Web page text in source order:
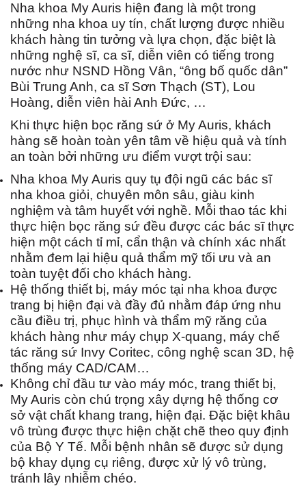
Nha khoa My Auris hiện đang là một trong
những nha khoa uy tín, chất lượng được nhiều
khách hàng tin tưởng và lựa chọn, đặc biệt là
những nghệ sĩ, ca sĩ, diễn viên có tiếng trong
nước như NSND Hồng Vân, “ông bố quốc dân”
Bùi Trung Anh, ca sĩ Sơn Thạch (ST), Lou
Hoàng, diễn viên hài Anh Đức, …
Khi thực hiện bọc răng sứ ở My Auris, khách
hàng sẽ hoàn toàn yên tâm về hiệu quả và tính
an toàn bởi những ưu điểm vượt trội sau:
Nha khoa My Auris quy tụ đội ngũ các bác sĩ
nha khoa giỏi, chuyên môn sâu, giàu kinh
nghiệm và tâm huyết với nghề. Mỗi thao tác khi
thực hiện bọc răng sứ đều được các bác sĩ thực
hiện một cách tỉ mỉ, cẩn thận và chính xác nhất
nhằm đem lại hiệu quả thẩm mỹ tối ưu và an
toàn tuyệt đối cho khách hàng.
Hệ thống thiết bị, máy móc tại nha khoa được
trang bị hiện đại và đầy đủ nhằm đáp ứng nhu
cầu điều trị, phục hình và thẩm mỹ răng của
khách hàng như máy chụp X-quang, máy chế
tác răng sứ Invy Coritec, công nghệ scan 3D, hệ
thống máy CAD/CAM…
Không chỉ đầu tư vào máy móc, trang thiết bị,
My Auris còn chú trọng xây dựng hệ thống cơ
sở vật chất khang trang, hiện đại. Đặc biệt khâu
vô trùng được thực hiện chặt chẽ theo quy định
của Bộ Y Tế. Mỗi bệnh nhân sẽ được sử dụng
bộ khay dụng cụ riêng, được xử lý vô trùng,
tránh lây nhiễm chéo.